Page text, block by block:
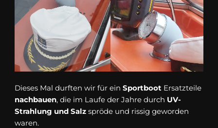
Dieses Mal durften wir für ein Sportboot Ersatzteile
nachbauen, die im Laufe der Jahre durch UV-
Strahlung und Salz spröde und rissig geworden
waren.